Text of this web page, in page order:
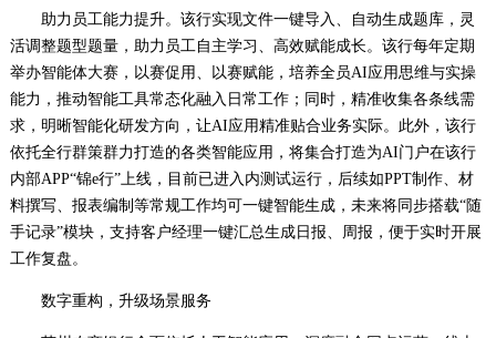
助力员工能力提升。该行实现文件一键导入、自动生成题库，灵
活调整题型题量，助力员工自主学习、高效赋能成长。该行每年定期
举办智能体大赛，以赛促用、以赛赋能，培养全员AI应用思维与实操
能力，推动智能工具常态化融入日常工作；同时，精准收集各条线需
求，明晰智能化研发方向，让AI应用精准贴合业务实际。此外，该行
依托全行群策群力打造的各类智能应用，将集合打造为AI门户在该行
内部APP“锦e行”上线，目前已进入内测试运行，后续如PPT制作、材
料撰写、报表编制等常规工作均可一键智能生成，未来将同步搭载“随
手记录”模块，支持客户经理一键汇总生成日报、周报，便于实时开展
工作复盘。
数字重构，升级场景服务